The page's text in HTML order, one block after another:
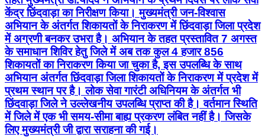
केंद्र छिंदवाड़ा का निरीक्षण किया। मुख्यमंत्री जन-विश्वास
अभियान के अंतर्गत शिकायतों के निराकरण में छिंदवाड़ा जिला प्रदेश
में अग्रणी बनकर उभरा है। अभियान के तहत प्रस्तावित 7 अगस्त
के समाधान शिविर हेतु जिले में अब तक कुल 4 हजार 856
शिकायतों का निराकरण किया जा चुका है, इस उपलब्धि के साथ
अभियान अंतर्गत छिंदवाड़ा जिला शिकायतों के निराकरण में प्रदेश में
प्रथम स्थान पर है। लोक सेवा गारंटी अधिनियम के अंतर्गत भी
छिंदवाड़ा जिले ने उल्लेखनीय उपलब्धि प्राप्त की है। वर्तमान स्थिति
में जिले में एक भी समय-सीमा बाह्य प्रकरण लंबित नहीं है। जिसके
लिए मुख्यमंत्री जी द्वारा सराहना की गई।